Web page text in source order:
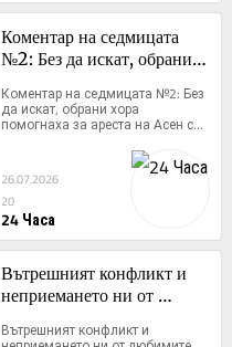
Коментар на седмицата
№2: Без да искат, обрани
на Асен със сигнали на 112
Коментар на седмицата №2: Без
да искат, обрани хора
помогнаха за ареста на Асен със
26.07.2026
20
24 Часа
Вътрешният конфликт и
неприемането ни от
основата на всяка болест
Вътрешният конфликт и